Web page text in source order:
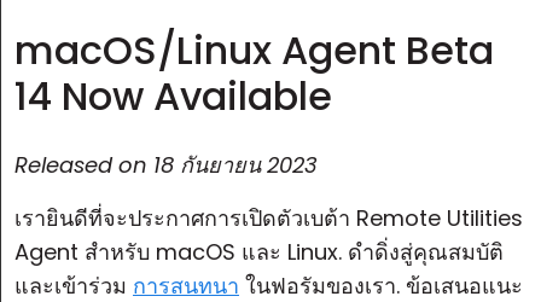
macOS/Linux Agent Beta
14 Now Available
Released on 18 กันยายน 2023
เรายินดีที่จะประกาศการเปิดตัวเบต้า Remote Utilities
Agent สำหรับ macOS และ Linux. ดำดิ่งสู่คุณสมบัติ
และเข้าร่วม การสนทนา ในฟอรัมของเรา. ข้อเสนอแนะ